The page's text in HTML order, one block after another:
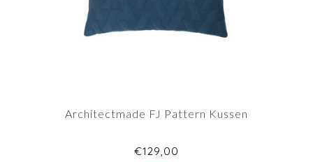
Architectmade FJ Pattern Kussen
€129,00